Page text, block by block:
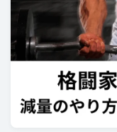
BreakingDown
視聴方法
トレーニング
パンチ